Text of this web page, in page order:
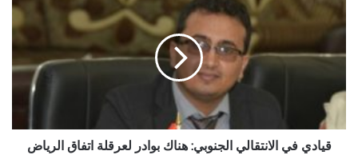
في
الانتقالي
الجنوبي:
هناك
لعرقلة
اتفاق
الرياض
قيادي في الانتقالي الجنوبي: هناك بوادر لعرقلة اتفاق الرياض